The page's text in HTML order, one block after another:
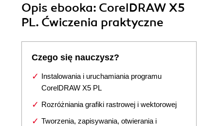
Opis ebooka: CorelDRAW X5
PL. Ćwiczenia praktyczne
Czego się nauczysz?
Instalowania i uruchamiania programu
CorelDRAW X5 PL
Rozróżniania grafiki rastrowej i wektorowej
Tworzenia, zapisywania, otwierania i